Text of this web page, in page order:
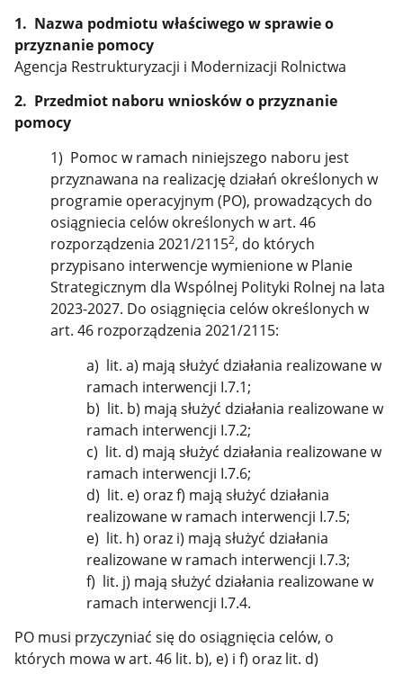
1. Nazwa podmiotu właściwego w sprawie o
przyznanie pomocy
Agencja Restrukturyzacji i Modernizacji Rolnictwa
2. Przedmiot naboru wniosków o przyznanie
pomocy
1) Pomoc w ramach niniejszego naboru jest
przyznawana na realizację działań określonych w
programie operacyjnym (PO), prowadzących do
osiągniecia celów określonych w art. 46
rozporządzenia 2021/21152, do których
przypisano interwencje wymienione w Planie
Strategicznym dla Wspólnej Polityki Rolnej na lata
2023-2027. Do osiągnięcia celów określonych w
art. 46 rozporządzenia 2021/2115:
a) lit. a) mają służyć działania realizowane w
ramach interwencji I.7.1;
b) lit. b) mają służyć działania realizowane w
ramach interwencji I.7.2;
c) lit. d) mają służyć działania realizowane w
ramach interwencji I.7.6;
d) lit. e) oraz f) mają służyć działania
realizowane w ramach interwencji I.7.5;
e) lit. h) oraz i) mają służyć działania
realizowane w ramach interwencji I.7.3;
f) lit. j) mają służyć działania realizowane w
ramach interwencji I.7.4.
PO musi przyczyniać się do osiągnięcia celów, o
których mowa w art. 46 lit. b), e) i f) oraz lit. d)